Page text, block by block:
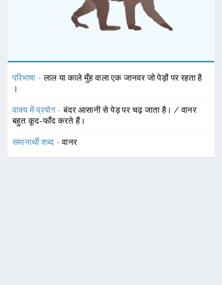
परिभाषा -लाल या काले मुँह वाला एक जानवर जो पेड़ों पर रहता है
।
वाक्य में प्रयोग -बंदर आसानी से पेड़ पर चढ़ जाता है। / वानर
बहुत कूद-फाँद करते हैं।
समानार्थी शब्द -वानर